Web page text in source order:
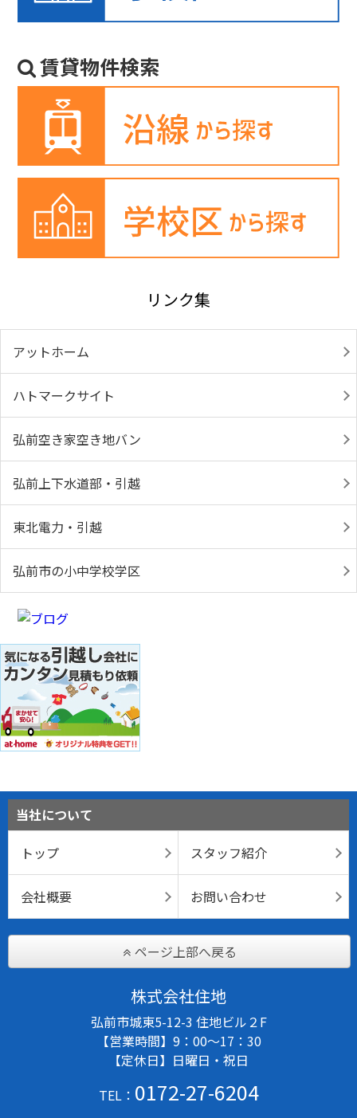
賃貸物件検索
リンク集
アットホーム
ハトマークサイト
弘前空き家空き地バン
弘前上下水道部・引越
東北電力・引越
弘前市の小中学校学区
当社について
トップ
スタッフ紹介
会社概要 お問い合わせ
ページ上部へ戻る
株式会社住地
弘前市城東5-12-3 住地ビル２F
【営業時間】9：00～17：30
【定休日】日曜日・祝日
TEL： 0172-27-6204